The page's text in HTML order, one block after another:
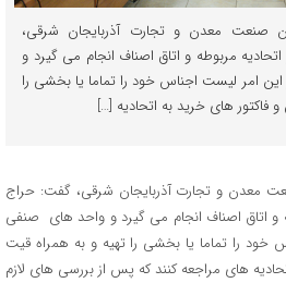
صنعت معدن و تجارت آذربایجان شرقی،
مربوطه و اتاق اصناف انجام می گیرد و
امر لیست اجناس خود را تماما یا بخشی را
های خرید به اتحادیه […]
معدن و تجارت آذربایجان شرقی، گفت: حراج
و اتاق اصناف انجام می گیرد و واحد های صنفی
خود را تماما یا بخشی را تهیه و به همراه قیت
های مراجعه کنند که پس از بررسی های لازم